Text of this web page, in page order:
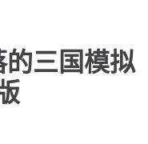
三国模拟